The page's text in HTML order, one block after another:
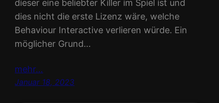
dieser eine beliebter Killer im Spiel ist und
dies nicht die erste Lizenz wäre, welche
Behaviour Interactive verlieren würde. Ein
möglicher Grund…
mehr…
Januar 18, 2023